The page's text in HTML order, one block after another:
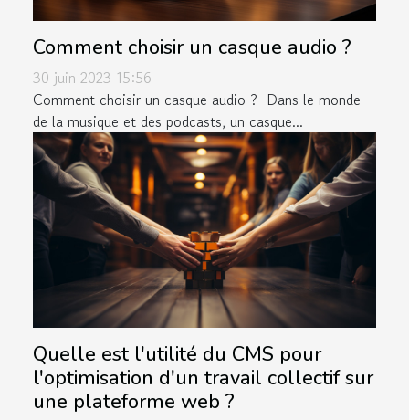
Comment choisir un casque audio ?
30 juin 2023 15:56
Comment choisir un casque audio ? Dans le monde
de la musique et des podcasts, un casque...
Quelle est l'utilité du CMS pour
l'optimisation d'un travail collectif sur
une plateforme web ?